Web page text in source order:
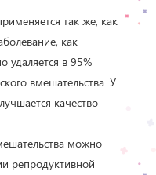
так же, как
как
удаляется в 95%
вмешательства. У
качество
можно
репродуктивной